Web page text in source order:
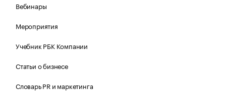
Вебинары
Мероприятия
Учебник РБК Компании
Статьи о бизнесе
Словарь PR и маркетинга